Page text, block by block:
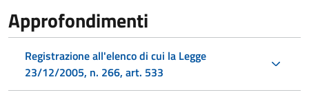
Approfondimenti
Registrazione all'elenco di cui la Legge
23/12/2005, n. 266, art. 533